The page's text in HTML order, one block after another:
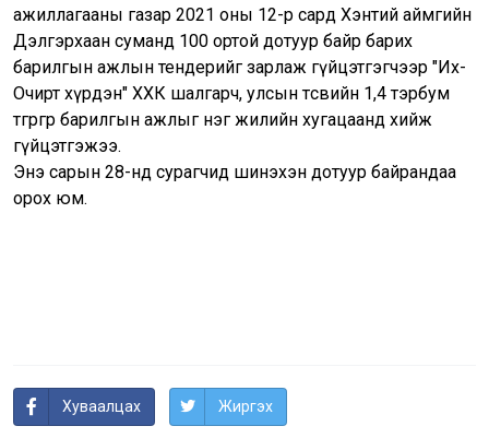
ажиллагааны газар 2021 оны 12-р сард Хэнтий аймгийн
Дэлгэрхаан суманд 100 ортой дотуур байр барих
барилгын ажлын тендерийг зарлаж гүйцэтгэгчээр "Их-
Очирт хүрдэн" ХХК шалгарч, улсын төсвийн 1,4 тэрбум
төгрөгөөр барилгын ажлыг нэг жилийн хугацаанд хийж
гүйцэтгэжээ.
Энэ сарын 28-нд сурагчид шинэхэн дотуур байрандаа
орох юм.
Хуваалцах Жиргэх